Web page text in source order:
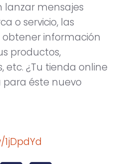
lanzar mensajes
o servicio, las
información
productos,
etc. ¿Tu tienda online
éste nuevo